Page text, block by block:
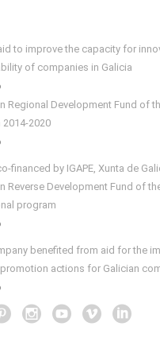
to improve the capacity for
of companies in Galicia
Regional Development Fund of
2014-2020
financed by IGAPE, Xunta de
Reverse Development Fund of
program
benefited from aid for the
actions for Galician